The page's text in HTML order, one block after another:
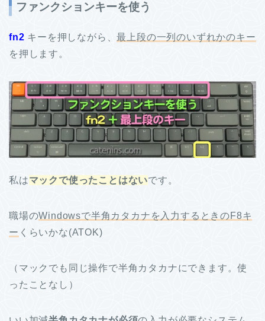
ファンクションキーを使う
fn2 キーを押しながら、最上段の一列のいずれかのキー
を押します。
私はマックで使ったことはないです。
職場のWindowsで半角カタカナを入力するときのF8キ
ー くらいかな(ATOK)
（マックでも同じ操作で半角カタカナにできます。使
ったことなし）